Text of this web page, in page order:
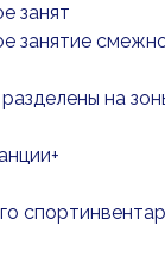
занят
занятие
на